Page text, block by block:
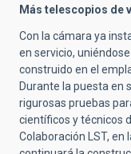
Más telescopios de
Con la cámara ya
en servicio,
construido en el
Durante la puesta en
rigurosas pruebas
científicos y técnicos
Colaboración LST, en